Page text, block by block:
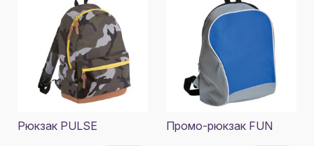
Рюкзак PULSE Промо-рюкзак FUN